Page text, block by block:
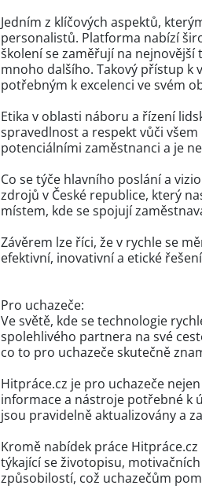
Jedním z klíčových aspektů,
personalistů. Platforma nabízí
školení se zaměřují na
mnoho dalšího. Takový přístup k
potřebným k excelenci ve svém
Etika v oblasti náboru a řízení
spravedlnost a respekt vůči
potenciálními zaměstnanci a je
Co se týče hlavního poslání a
zdrojů v České republice, který
místem, kde se spojují
Závěrem lze říci, že v rychle se
efektivní, inovativní a etické
Pro uchazeče:
Ve světě, kde se technologie
spolehlivého partnera na své
co to pro uchazeče skutečně
Hitpráce.cz je pro uchazeče
informace a nástroje potřebné k
jsou pravidelně aktualizovány a
Kromě nabídek práce
týkající se životopisu,
způsobilostí, což uchazečům